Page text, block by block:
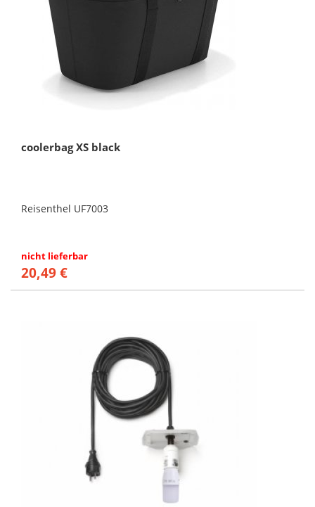
coolerbag XS black
Reisenthel UF7003
nicht lieferbar
20,49 €